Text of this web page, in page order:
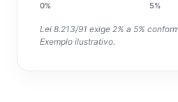
0% 5%
Lei 8.213/91 exige 2% a 5%
Exemplo ilustrativo.